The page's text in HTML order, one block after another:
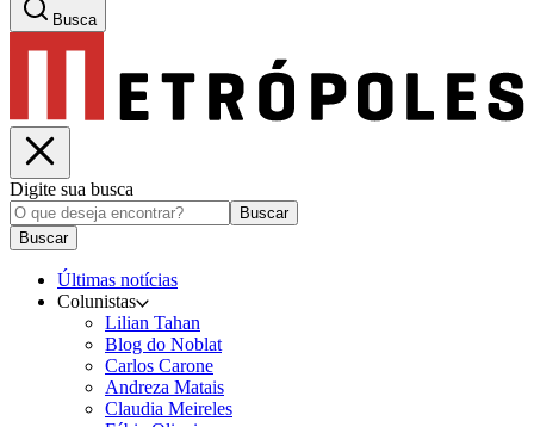
Busca
Digite sua busca
Buscar
Buscar
Últimas notícias
Colunistas
Lilian Tahan
Blog do Noblat
Carlos Carone
Andreza Matais
Claudia Meireles